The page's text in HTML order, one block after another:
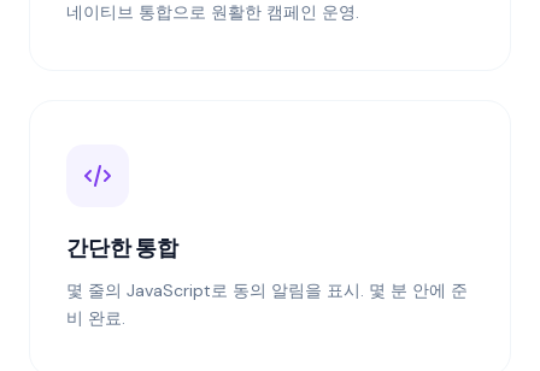
네이티브 통합으로 원활한 캠페인 운영.
간단한 통합
몇 줄의 JavaScript로 동의 알림을 표시. 몇 분 안에 준
비 완료.